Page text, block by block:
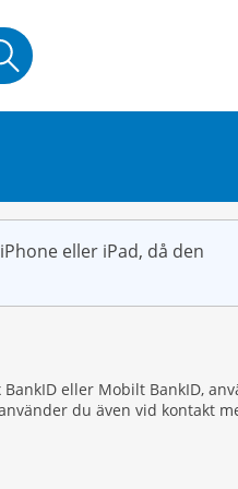
eller iPad, då den
eller Mobilt BankID,
du även vid kontakt